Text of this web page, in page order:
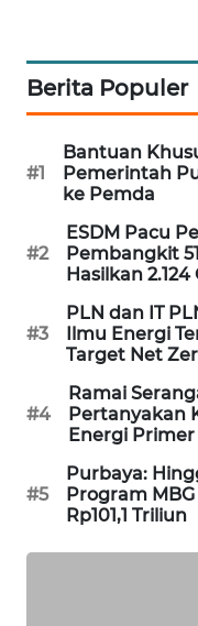
Berita Populer
#1
Bantuan
Pemerintah
ke Pemda
#2
ESDM Pacu
Pembangkit
Hasilkan
#3
PLN dan IT
Ilmu Energi
Target Net
#4
Ramai
Pertanyakan
Energi Primer
#5
Purbaya:
Program
Rp101,1 Triliun
LAPAK
WAHANA
Network
LISTRIK
MASYARAKAT
KELISTRIKAN
WALINKI
ID
MAWAKA
ID